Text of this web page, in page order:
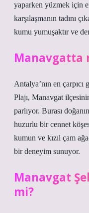
yaparken yüzmek için
karşılaşmanın tadını
kumu yumuşaktır ve
Manavgatta
Antalya’nın en
Plajı, Manavgat
parlıyor. Burası
huzurlu bir cennet
kumun ve kızıl çam
bir deneyim sunuyor.
Manavgat
mi?